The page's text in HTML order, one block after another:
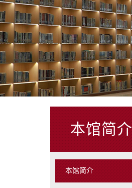
本馆简介
本馆简介